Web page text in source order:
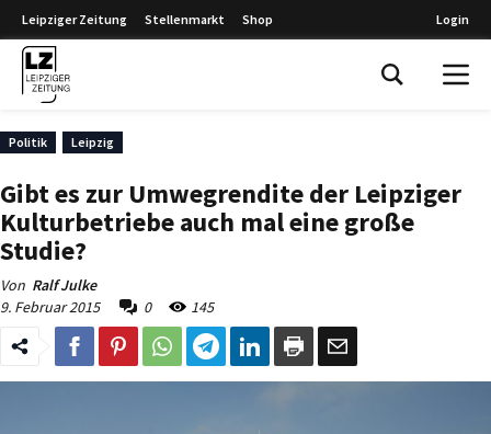
Leipziger Zeitung Stellenmarkt Shop Login
Politik Leipzig
Gibt es zur Umwegrendite der Leipziger
Kulturbetriebe auch mal eine große
Studie?
Von Ralf Julke
9. Februar 2015
0 145